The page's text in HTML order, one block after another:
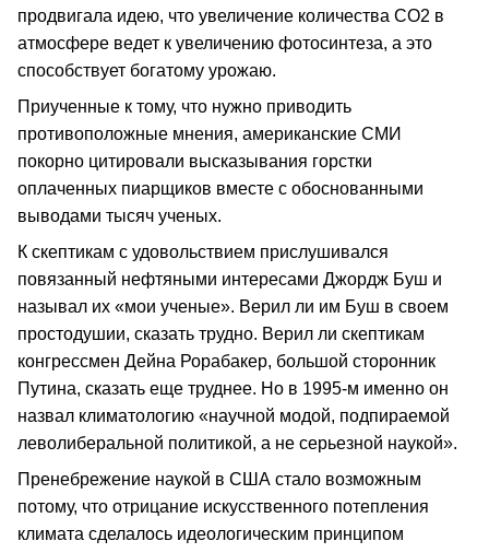
продвигала идею, что увеличение количества СО2 в
атмосфере ведет к увеличению фотосинтеза, а это
способствует богатому урожаю.
Приученные к тому, что нужно приводить
противоположные мнения, американские СМИ
покорно цитировали высказывания горстки
оплаченных пиарщиков вместе с обоснованными
выводами тысяч ученых.
К скептикам с удовольствием прислушивался
повязанный нефтяными интересами Джордж Буш и
называл их «мои ученые». Верил ли им Буш в своем
простодушии, сказать трудно. Верил ли скептикам
конгрессмен Дейна Рорабакер, большой сторонник
Путина, сказать еще труднее. Но в 1995-м именно он
назвал климатологию «научной модой, подпираемой
леволиберальной политикой, а не серьезной наукой».
Пренебрежение наукой в США стало возможным
потому, что отрицание искусственного потепления
климата сделалось идеологическим принципом